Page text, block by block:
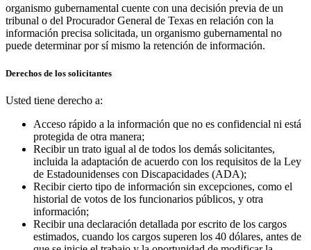
organismo gubernamental cuente con una decisión previa de un
tribunal o del Procurador General de Texas en relación con la
información precisa solicitada, un organismo gubernamental no
puede determinar por sí mismo la retención de información.
Derechos de los solicitantes
Usted tiene derecho a:
Acceso rápido a la información que no es confidencial ni está
protegida de otra manera;
Recibir un trato igual al de todos los demás solicitantes,
incluida la adaptación de acuerdo con los requisitos de la Ley
de Estadounidenses con Discapacidades (ADA);
Recibir cierto tipo de información sin excepciones, como el
historial de votos de los funcionarios públicos, y otra
información;
Recibir una declaración detallada por escrito de los cargos
estimados, cuando los cargos superen los 40 dólares, antes de